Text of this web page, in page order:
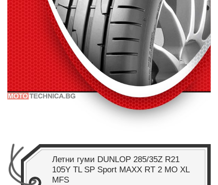
Летни гуми DUNLOP 285/35Z R21
105Y TL SP Sport MAXX RT 2 MO XL
MFS